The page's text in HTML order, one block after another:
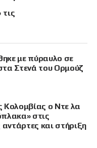
με πύραυλο σε
Στενά του Ορμούζ
Κολομβίας ο Ντε λα
στις
αντάρτες και στήριξη